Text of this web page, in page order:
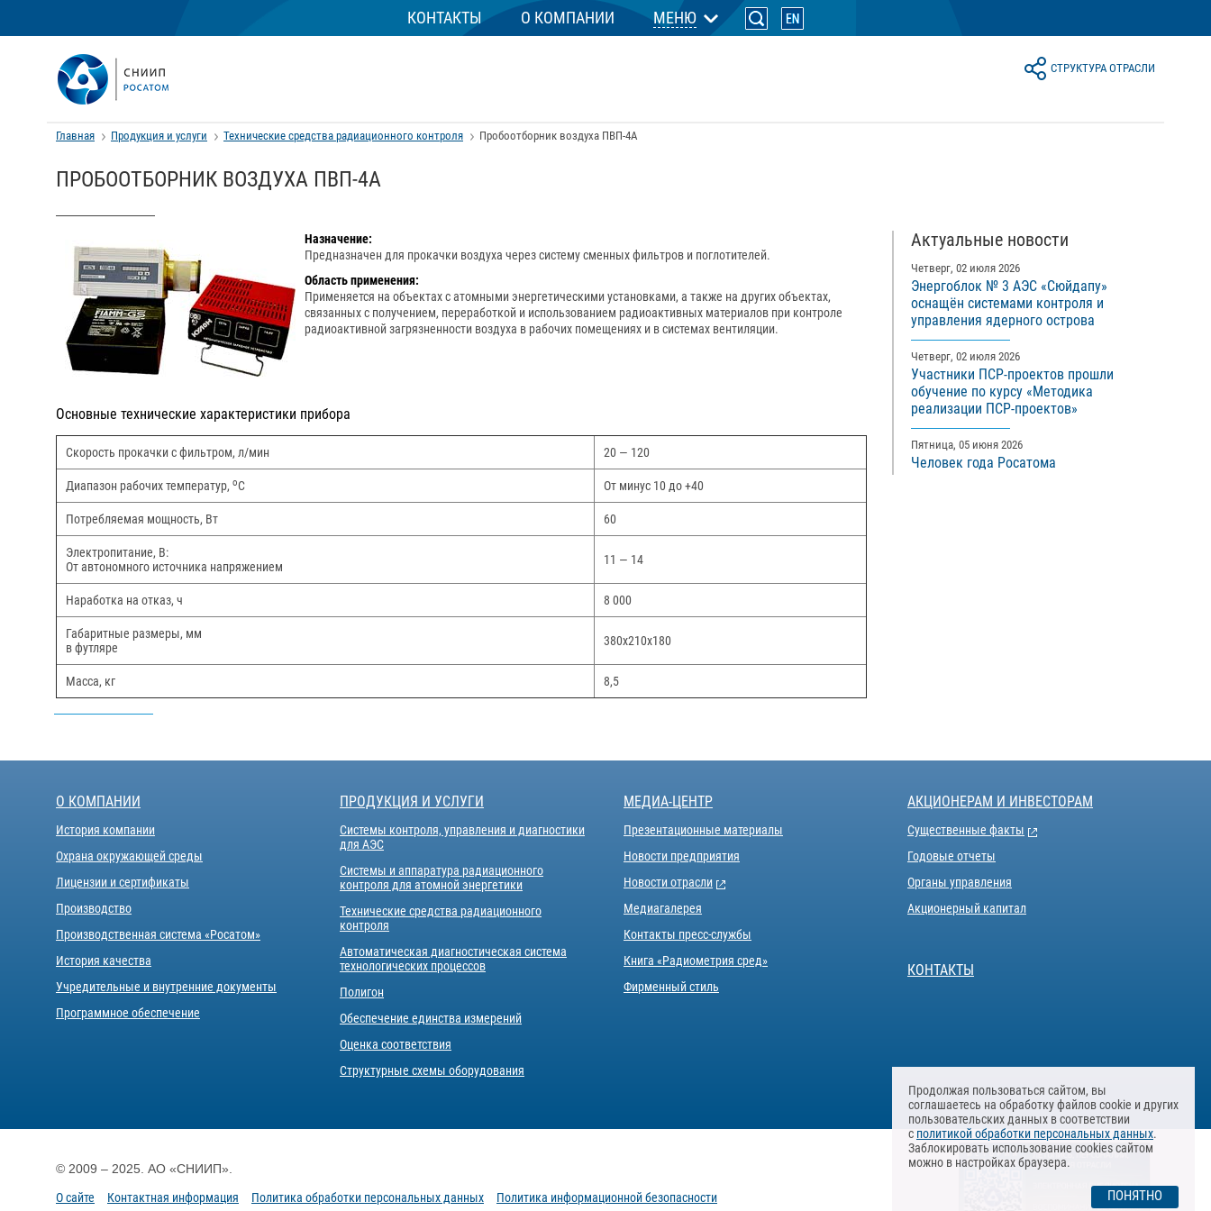
КОНТАКТЫ О КОМПАНИИ МЕНЮ
СТРУКТУРА ОТРАСЛИ
Главная Продукция и услуги Технические средства радиационного контроля Пробоотборник воздуха ПВП-4А
ПРОБООТБОРНИК ВОЗДУХА ПВП-4А
Назначение:
Предназначен для прокачки воздуха через систему сменных фильтров и поглотителей.
Область применения:
Применяется на объектах с атомными энергетическими установками, а также на других объектах,
связанных с получением, переработкой и использованием радиоактивных материалов при контроле
радиоактивной загрязненности воздуха в рабочих помещениях и в системах вентиляции.
Основные технические характеристики прибора
Скорость прокачки с фильтром, л/мин 20 — 120
Диапазон рабочих температур, oС От минус 10 до +40
Потребляемая мощность, Вт 60
Электропитание, В:
От автономного источника напряжением
11 — 14
Наработка на отказ, ч 8 000
Габаритные размеры, мм
в футляре
380х210х180
Масса, кг 8,5
Актуальные новости
Четверг, 02 июля 2026
Энергоблок № 3 АЭС «Сюйдапу»
оснащён системами контроля и
управления ядерного острова
Четверг, 02 июля 2026
Участники ПСР-проектов прошли
обучение по курсу «Методика
реализации ПСР-проектов»
Пятница, 05 июня 2026
Человек года Росатома
О КОМПАНИИ
История компании
Охрана окружающей среды
Лицензии и сертификаты
Производство
Производственная система «Росатом»
История качества
Учредительные и внутренние документы
Программное обеспечение
ПРОДУКЦИЯ И УСЛУГИ
Системы контроля, управления и диагностики
для АЭС
Системы и аппаратура радиационного
контроля для атомной энергетики
Технические средства радиационного
контроля
Автоматическая диагностическая система
технологических процессов
Полигон
Обеспечение единства измерений
Оценка соответствия
Структурные схемы оборудования
МЕДИА-ЦЕНТР
Презентационные материалы
Новости предприятия
Новости отрасли
Медиагалерея
Контакты пресс-службы
Книга «Радиометрия сред»
Фирменный стиль
АКЦИОНЕРАМ И ИНВЕСТОРАМ
Существенные факты
Годовые отчеты
Органы управления
Акционерный капитал
КОНТАКТЫ
© 2009 – 2025. АО «СНИИП».
О сайте
Контактная информация Политика обработки персональных данных Политика информационной безопасности
Продолжая пользоваться сайтом, вы
соглашаетесь на обработку файлов cookie и других
пользовательских данных в соответствии
с политикой обработки персональных данных.
Заблокировать использование cookies сайтом
можно в настройках браузера.
ПОНЯТНО